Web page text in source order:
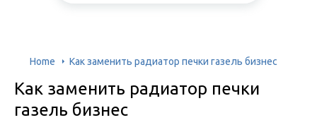
Home Как заменить радиатор печки газель бизнес
Как заменить радиатор печки
газель бизнес